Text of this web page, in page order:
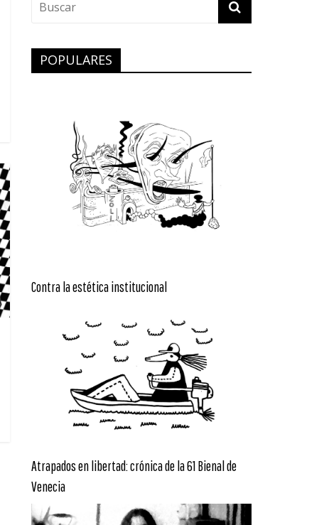
POPULARES
Contra la estética institucional
Atrapados en libertad: crónica de la 61 Bienal de
Venecia